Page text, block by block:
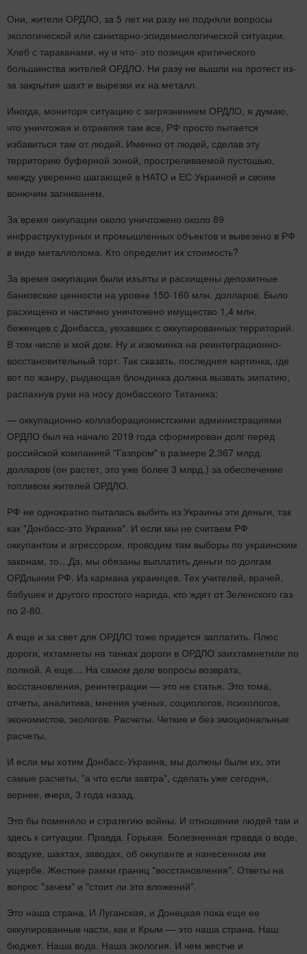
Они, жители ОРДЛО, за 5 лет ни разу не подняли вопросы
экологической или санитарно-эпидемиологической ситуации.
Хлеб с тараканами, ну и что- это позиция критического
большинства жителей ОРДЛО. Ни разу не вышли на протест из-
за закрытия шахт и вырезки их на металл.
Иногда, мониторя ситуацию с загрязнением ОРДЛО, я думаю,
что уничтожая и отравляя там все, РФ просто пытается
избавиться там от людей. Именно от людей, сделав эту
территорию буферной зоной, простреливаемой пустошью,
между уверенно шагающей в НАТО и ЕС Украиной и своим
вонючим загниванем.
За время оккупации около уничтожено около 89
инфраструктурных и промышленных объектов и вывезено в РФ
в виде металлолома. Кто определит их стоимость?
За время оккупации были изъяты и расхищены депозитные
банковские ценности на уровне 150-160 млн. долларов. Было
расхищено и частично уничтожено имущество 1,4 млн.
беженцев с Донбасса, уехавших с оккупированных территорий.
В том числе и мой дом. Ну и изюминка на реинтеграционно-
восстановительный торт. Так сказать, последняя картинка, где
вот по жанру, рыдающая блондинка должна вызвать эмпатию,
распахнув руки на носу донбасского Титаника:
— оккупационно-коллаборационистскими администрациями
ОРДЛО был на начало 2019 года сформирован долг перед
российской компанией "Газпром" в размере 2,367 млрд.
долларов (он растет, это уже более 3 млрд.) за обеспечение
топливом жителей ОРДЛО.
РФ не однократно пыталась выбить из Украины эти деньги, так
как "Донбасс-это Украина". И если мы не считаем РФ
оккупантом и агрессором, проводим там выборы по украинским
законам, то…Да, мы обязаны выплатить деньги по долгам
ОРДлынии РФ. Из кармана украинцев. Тех учителей, врачей,
бабушек и другого простого нарида, кто ждет от Зеленского газ
по 2-80.
А еще и за свет для ОРДЛО тоже придется заплатить. Плюс
дороги, ихтамнеты на танках дороги в ОРДЛО заихтамнетили по
полной. А еще… На самом деле вопросы возврата,
восстановления, реинтеграции — это не статья. Это тома,
отчеты, аналитика, мнения ученых, социологов, психологов,
экономистов, экологов. Расчеты. Четкие и без эмоциональные
расчеты.
И если мы хотим Донбасс-Украина, мы должны были их, эти
самые расчеты, "а что если завтра", сделать уже сегодня,
вернее, вчера, 3 года назад.
Это бы поменяло и стратегию войны. И отношение людей там и
здесь к ситуации. Правда. Горькая. Болезненная правда о воде,
воздухе, шахтах, заводах, об оккупанте и нанесенном им
ущербе. Жесткие рамки границ "восстановления". Ответы на
вопрос "зачем" и "стоит ли это вложений".
Это наша страна. И Луганская, и Донецкая пока еще ее
оккупированные части, как и Крым — это наша страна. Наш
бюджет. Наша вода. Наша экология. И чем жестче и